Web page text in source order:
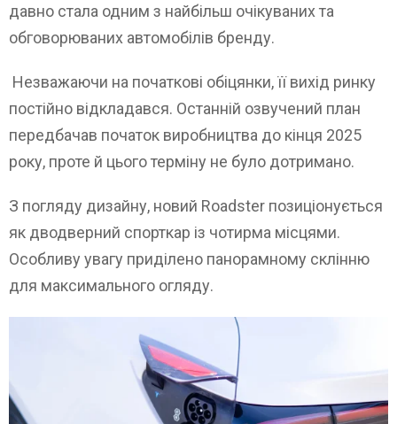
давно стала одним з найбільш очікуваних та
обговорюваних автомобілів бренду.
Незважаючи на початкові обіцянки, її вихід ринку
постійно відкладався. Останній озвучений план
передбачав початок виробництва до кінця 2025
року, проте й цього терміну не було дотримано.
З погляду дизайну, новий Roadster позиціонується
як дводверний спорткар із чотирма місцями.
Особливу увагу приділено панорамному склінню
для максимального огляду.